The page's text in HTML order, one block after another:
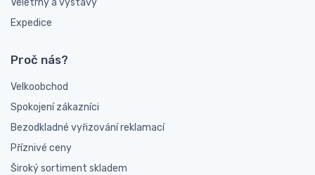
Expedice
Proč nás?
Velkoobchod
Spokojení zákazníci
Bezodkladné vyřizování reklamací
Příznivé ceny
Široký sortiment skladem